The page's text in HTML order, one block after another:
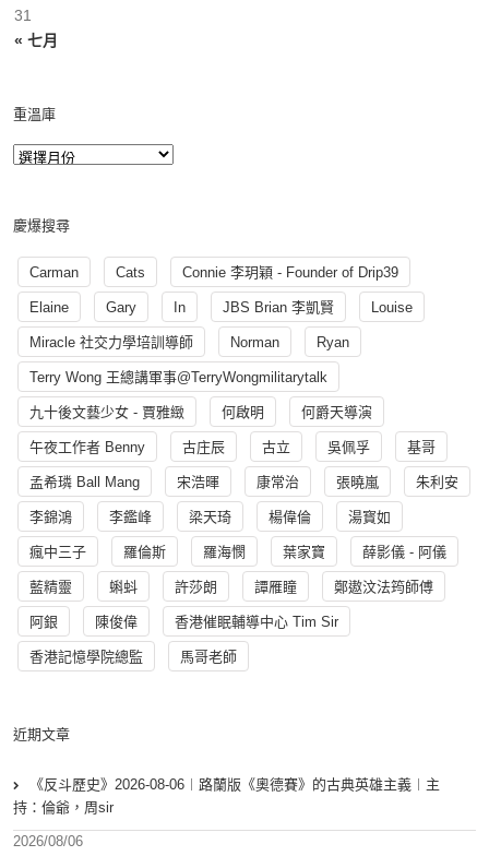
« 七月
31
重溫庫
慶爆搜尋
Carman Cats Connie 李玥穎 - Founder of Drip39
Elaine Gary In JBS Brian 李凱賢 Louise
Miracle 社交力學培訓導師 Norman Ryan
Terry Wong 王總講軍事@TerryWongmilitarytalk
九十後文藝少女 - 賈雅緻 何啟明 何爵天導演
午夜工作者 Benny 古庄辰 古立 吳佩孚 基哥
孟希璘 Ball Mang 宋浩暉 康常治 張曉嵐 朱利安
李錦鴻 李鑑峰 梁天琦 楊偉倫 湯寳如
瘋中三子 羅倫斯 羅海憫 葉家寶 薛影儀 - 阿儀
藍精靈 蝌蚪 許莎朗 譚雁瞳 鄭遨汶法筠師傅
阿銀 陳俊偉 香港催眠輔導中心 Tim Sir
香港記憶學院總監 馬哥老師
近期文章
《反斗歷史》2026-08-06︱路蘭版《奧德賽》的古典英雄主義︱主
持：倫爺，周sir
2026/08/06